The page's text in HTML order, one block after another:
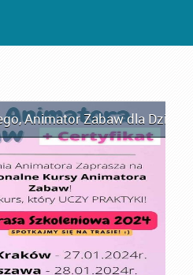
,Animator Zabaw dla Dzieci